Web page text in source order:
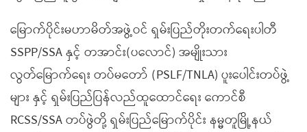
မြောက်ပိုင်းမဟာမိတ်အဖွဲ့ဝင် ရှမ်းပြည်တိုးတက်ရေးပါတီ
SSPP/SSA နှင့် တအာင်း(ပလောင်) အမျိုးသား
လွတ်မြောက်ရေး တပ်မတော် (PSLF/TNLA) ပူးပေါင်းတပ်ဖွဲ့
များ နှင့် ရှမ်းပြည်ပြန်လည်ထူထောင်ရေး ကောင်စီ
RCSS/SSA တပ်ဖွဲတို့ ရှမ်းပြည်မြောက်ပိုင်း နမ္မတူမြို့နယ်